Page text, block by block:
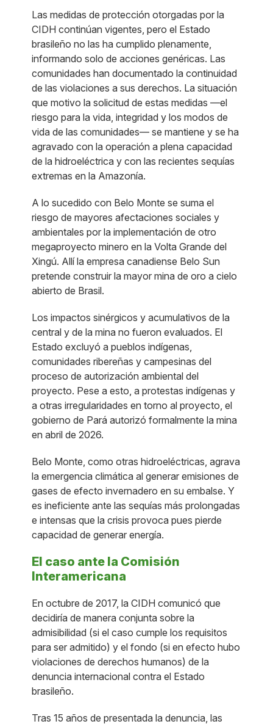
Las medidas de protección otorgadas por la
CIDH continúan vigentes, pero el Estado
brasileño no las ha cumplido plenamente,
informando solo de acciones genéricas. Las
comunidades han documentado la continuidad
de las violaciones a sus derechos. La situación
que motivo la solicitud de estas medidas —el
riesgo para la vida, integridad y los modos de
vida de las comunidades— se mantiene y se ha
agravado con la operación a plena capacidad
de la hidroeléctrica y con las recientes sequías
extremas en la Amazonía.
A lo sucedido con Belo Monte se suma el
riesgo de mayores afectaciones sociales y
ambientales por la implementación de otro
megaproyecto minero en la Volta Grande del
Xingú. Allí la empresa canadiense Belo Sun
pretende construir la mayor mina de oro a cielo
abierto de Brasil.
Los impactos sinérgicos y acumulativos de la
central y de la mina no fueron evaluados. El
Estado excluyó a pueblos indígenas,
comunidades ribereñas y campesinas del
proceso de autorización ambiental del
proyecto. Pese a esto, a protestas indígenas y
a otras irregularidades en torno al proyecto, el
gobierno de Pará autorizó formalmente la mina
en abril de 2026.
Belo Monte, como otras hidroeléctricas, agrava
la emergencia climática al generar emisiones de
gases de efecto invernadero en su embalse. Y
es ineficiente ante las sequías más prolongadas
e intensas que la crisis provoca pues pierde
capacidad de generar energía.
El caso ante la Comisión
Interamericana
En octubre de 2017, la CIDH comunicó que
decidiría de manera conjunta sobre la
admisibilidad (si el caso cumple los requisitos
para ser admitido) y el fondo (si en efecto hubo
violaciones de derechos humanos) de la
denuncia internacional contra el Estado
brasileño.
Tras 15 años de presentada la denuncia, las